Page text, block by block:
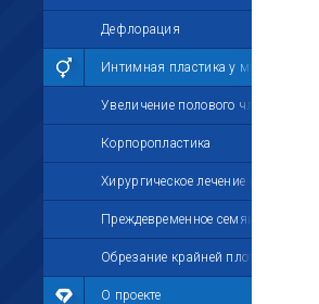
Дефлорация
Интимная пластика у мужчин
Увеличение полового члена
Корпоропластика
Хирургическое лечение импотенции
Преждевременное семяизвержение
Обрезание крайней плоти
О проекте